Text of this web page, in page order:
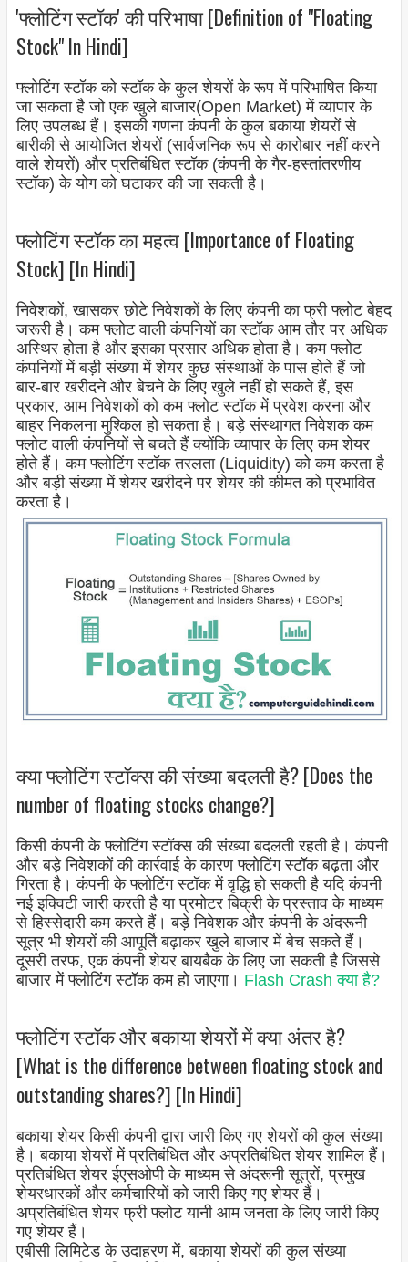
'फ्लोटिंग स्टॉक' की परिभाषा [Definition of "Floating
Stock" In Hindi]
फ्लोटिंग स्टॉक को स्टॉक के कुल शेयरों के रूप में परिभाषित किया
जा सकता है जो एक खुले बाजार(Open Market) में व्यापार के
लिए उपलब्ध हैं। इसकी गणना कंपनी के कुल बकाया शेयरों से
बारीकी से आयोजित शेयरों (सार्वजनिक रूप से कारोबार नहीं करने
वाले शेयरों) और प्रतिबंधित स्टॉक (कंपनी के गैर-हस्तांतरणीय
स्टॉक) के योग को घटाकर की जा सकती है।
फ्लोटिंग स्टॉक का महत्व [Importance of Floating
Stock] [In Hindi]
निवेशकों, खासकर छोटे निवेशकों के लिए कंपनी का फ्री फ्लोट बेहद
जरूरी है। कम फ्लोट वाली कंपनियों का स्टॉक आम तौर पर अधिक
अस्थिर होता है और इसका प्रसार अधिक होता है। कम फ्लोट
कंपनियों में बड़ी संख्या में शेयर कुछ संस्थाओं के पास होते हैं जो
बार-बार खरीदने और बेचने के लिए खुले नहीं हो सकते हैं, इस
प्रकार, आम निवेशकों को कम फ्लोट स्टॉक में प्रवेश करना और
बाहर निकलना मुश्किल हो सकता है। बड़े संस्थागत निवेशक कम
फ्लोट वाली कंपनियों से बचते हैं क्योंकि व्यापार के लिए कम शेयर
होते हैं। कम फ्लोटिंग स्टॉक तरलता (Liquidity) को कम करता है
और बड़ी संख्या में शेयर खरीदने पर शेयर की कीमत को प्रभावित
करता है।
क्या फ्लोटिंग स्टॉक्स की संख्या बदलती है? [Does the
number of floating stocks change?]
किसी कंपनी के फ्लोटिंग स्टॉक्स की संख्या बदलती रहती है। कंपनी
और बड़े निवेशकों की कार्रवाई के कारण फ्लोटिंग स्टॉक बढ़ता और
गिरता है। कंपनी के फ्लोटिंग स्टॉक में वृद्धि हो सकती है यदि कंपनी
नई इक्विटी जारी करती है या प्रमोटर बिक्री के प्रस्ताव के माध्यम
से हिस्सेदारी कम करते हैं। बड़े निवेशक और कंपनी के अंदरूनी
सूत्र भी शेयरों की आपूर्ति बढ़ाकर खुले बाजार में बेच सकते हैं।
दूसरी तरफ, एक कंपनी शेयर बायबैक के लिए जा सकती है जिससे
बाजार में फ्लोटिंग स्टॉक कम हो जाएगा। Flash Crash क्या है?
फ्लोटिंग स्टॉक और बकाया शेयरों में क्या अंतर है?
[What is the difference between floating stock and
outstanding shares?] [In Hindi]
बकाया शेयर किसी कंपनी द्वारा जारी किए गए शेयरों की कुल संख्या
है। बकाया शेयरों में प्रतिबंधित और अप्रतिबंधित शेयर शामिल हैं।
प्रतिबंधित शेयर ईएसओपी के माध्यम से अंदरूनी सूत्रों, प्रमुख
शेयरधारकों और कर्मचारियों को जारी किए गए शेयर हैं।
अप्रतिबंधित शेयर फ्री फ्लोट यानी आम जनता के लिए जारी किए
गए शेयर हैं।
एबीसी लिमिटेड के उदाहरण में, बकाया शेयरों की कुल संख्या